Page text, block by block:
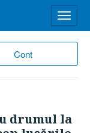
Cont
meniu
drumul la